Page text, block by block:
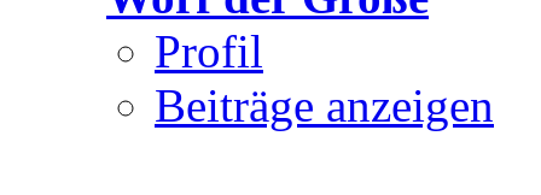
Profil
Beiträge anzeigen